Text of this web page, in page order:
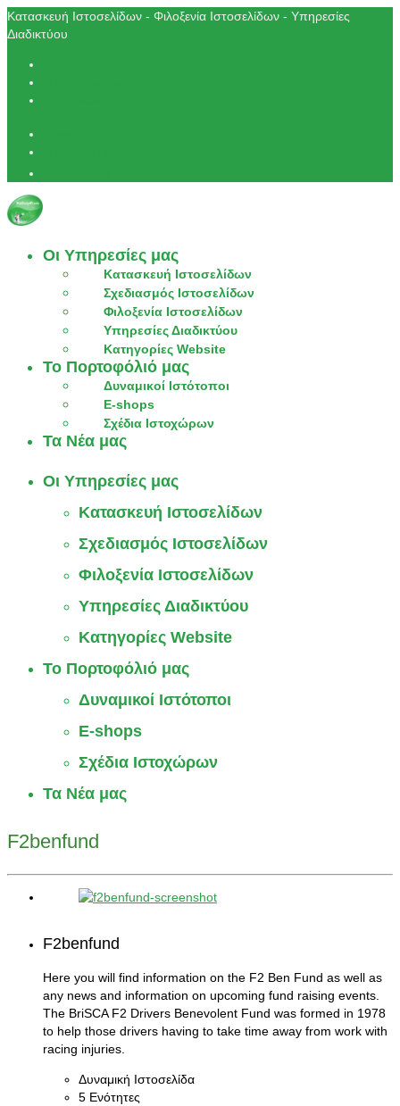
Κατασκευή Ιστοσελίδων - Φιλοξενία Ιστοσελίδων - Υπηρεσίες
Διαδικτύου
Οι Υπηρεσίες μας
Κατασκευή Ιστοσελίδων
Σχεδιασμός Ιστοσελίδων
Φιλοξενία Ιστοσελίδων
Υπηρεσίες Διαδικτύου
Κατηγορίες Website
Το Πορτοφόλιό μας
Δυναμικοί Ιστότοποι
E-shops
Σχέδια Ιστοχώρων
Τα Νέα μας
Οι Υπηρεσίες μας
Κατασκευή Ιστοσελίδων
Σχεδιασμός Ιστοσελίδων
Φιλοξενία Ιστοσελίδων
Υπηρεσίες Διαδικτύου
Κατηγορίες Website
Το Πορτοφόλιό μας
Δυναμικοί Ιστότοποι
E-shops
Σχέδια Ιστοχώρων
Τα Νέα μας
F2benfund
F2benfund
Here you will find information on the F2 Ben Fund as well as
any news and information on upcoming fund raising events.
The BriSCA F2 Drivers Benevolent Fund was formed in 1978
to help those drivers having to take time away from work with
racing injuries.
Δυναμική Ιστοσελίδα
5 Ενότητες